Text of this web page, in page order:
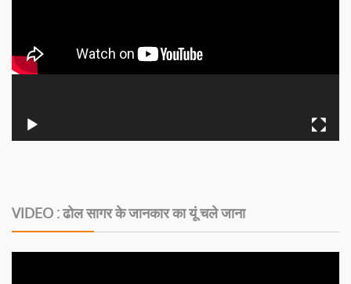
VIDEO : ढोल सागर के जानकार का यूं चले जाना